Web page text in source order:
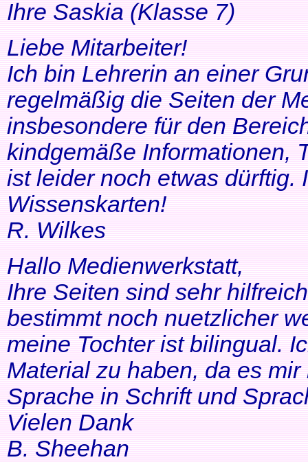
Ihre Saskia (Klasse 7)
Liebe Mitarbeiter!
Ich bin Lehrerin an einer
regelmäßig die Seiten der
insbesondere für den
kindgemäße Informationen,
ist leider noch etwas dürftig.
Wissenskarten!
R. Wilkes
Hallo Medienwerkstatt,
Ihre Seiten sind sehr
bestimmt noch nuetzlicher
meine Tochter ist bilingual.
Material zu haben, da es
Sprache in Schrift und
Vielen Dank
B. Sheehan